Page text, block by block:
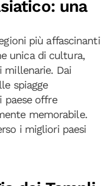
una
più affascinanti
unica di cultura,
millenarie. Dai
spiagge
paese offre
memorabile.
i migliori paesi